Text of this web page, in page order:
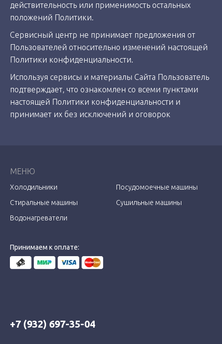
действительность или применимость остальных
положений Политики.
Сервисный центр не принимает предложения от
Пользователей относительно изменений настоящей
Политики конфиденциальности.
Используя сервисы и материалы Сайта Пользователь
подтверждает, что ознакомлен со всеми пунктами
настоящей Политики конфиденциальности и
принимает их без исключений и оговорок
+7 (932) 697-35-04
Принимаем к оплате:
МЕНЮ
Холодильники
Посудомоечные машины
Стиральные машины
Сушильные машины
Водонагреватели